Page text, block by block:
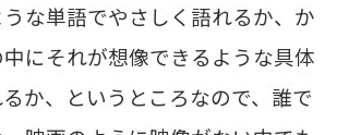
な単語でやさしく語れるか、か
にそれが想像できるような具体
か、というところなので、誰で